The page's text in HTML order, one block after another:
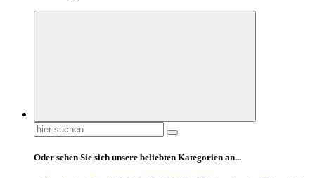
Suchen
nach:
Oder sehen Sie sich unsere beliebten Kategorien an...